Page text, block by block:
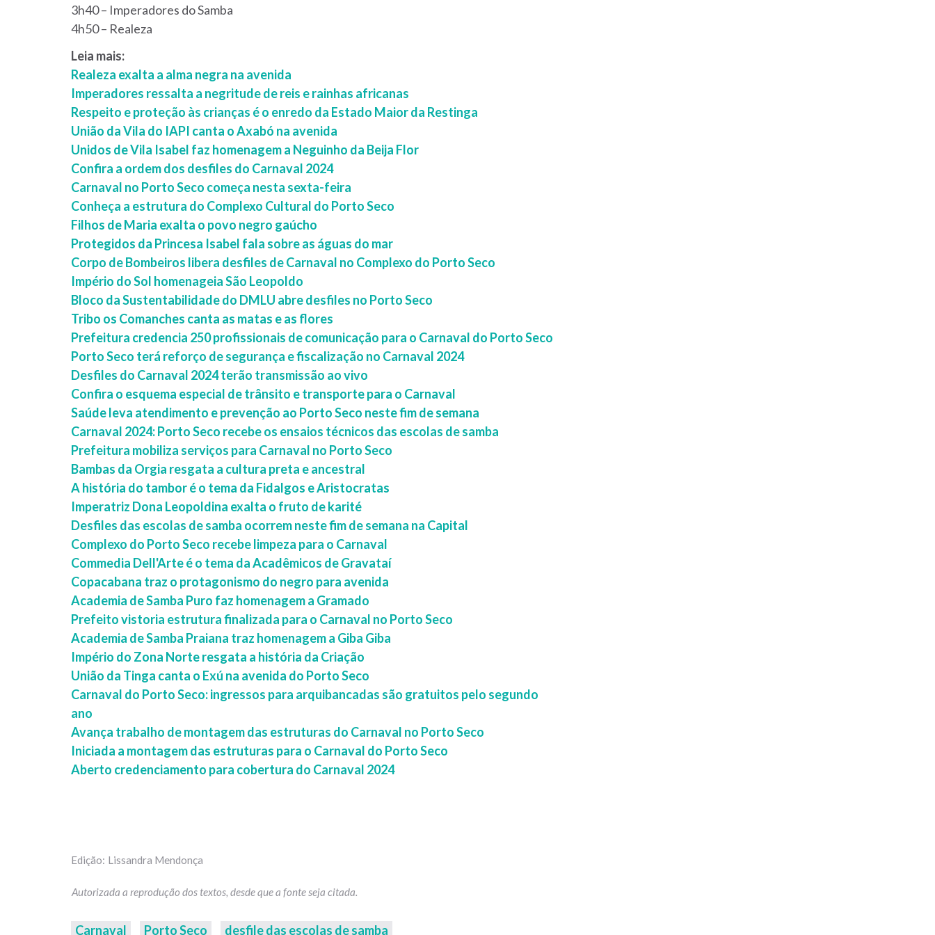
3h40 – Imperadores do Samba
4h50 – Realeza
Leia mais:
Realeza exalta a alma negra na avenida
Imperadores ressalta a negritude de reis e rainhas africanas
Respeito e proteção às crianças é o enredo da Estado Maior da Restinga
União da Vila do IAPI canta o Axabó na avenida
Unidos de Vila Isabel faz homenagem a Neguinho da Beija Flor
Confira a ordem dos desfiles do Carnaval 2024
Carnaval no Porto Seco começa nesta sexta-feira
Conheça a estrutura do Complexo Cultural do Porto Seco
Filhos de Maria exalta o povo negro gaúcho
Protegidos da Princesa Isabel fala sobre as águas do mar
Corpo de Bombeiros libera desfiles de Carnaval no Complexo do Porto Seco
Império do Sol homenageia São Leopoldo
Bloco da Sustentabilidade do DMLU abre desfiles no Porto Seco
Tribo os Comanches canta as matas e as flores
Prefeitura credencia 250 profissionais de comunicação para o Carnaval do Porto Seco
Porto Seco terá reforço de segurança e fiscalização no Carnaval 2024
Desfiles do Carnaval 2024 terão transmissão ao vivo
Confira o esquema especial de trânsito e transporte para o Carnaval
Saúde leva atendimento e prevenção ao Porto Seco neste fim de semana
Carnaval 2024: Porto Seco recebe os ensaios técnicos das escolas de samba
Prefeitura mobiliza serviços para Carnaval no Porto Seco
Bambas da Orgia resgata a cultura preta e ancestral
A história do tambor é o tema da Fidalgos e Aristocratas
Imperatriz Dona Leopoldina exalta o fruto de karité
Desfiles das escolas de samba ocorrem neste fim de semana na Capital
Complexo do Porto Seco recebe limpeza para o Carnaval
Commedia Dell'Arte é o tema da Acadêmicos de Gravataí
Copacabana traz o protagonismo do negro para avenida
Academia de Samba Puro faz homenagem a Gramado
Prefeito vistoria estrutura finalizada para o Carnaval no Porto Seco
Academia de Samba Praiana traz homenagem a Giba Giba
Império do Zona Norte resgata a história da Criação
União da Tinga canta o Exú na avenida do Porto Seco
Carnaval do Porto Seco: ingressos para arquibancadas são gratuitos pelo segundo
ano
Avança trabalho de montagem das estruturas do Carnaval no Porto Seco
Iniciada a montagem das estruturas para o Carnaval do Porto Seco
Aberto credenciamento para cobertura do Carnaval 2024
Lissandra Mendonça
Carnaval Porto Seco desfile das escolas de samba